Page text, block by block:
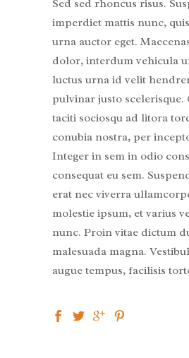
Sed sed rhoncus risus.
imperdiet mattis nunc,
urna auctor eget.
dolor, interdum vehicula
luctus urna id velit
pulvinar justo scelerisque.
taciti sociosqu ad litora
conubia nostra, per
Integer in sem in odio
consequat eu sem.
erat nec viverra
molestie ipsum, et varius
nunc. Proin vitae dictum
malesuada magna.
augue tempus, facilisis